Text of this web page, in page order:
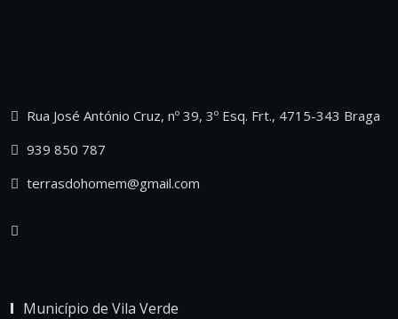
Rua José António Cruz, nº 39, 3º Esq. Frt., 4715-343 Braga
939 850 787
terrasdohomem@gmail.com
Município de Vila Verde